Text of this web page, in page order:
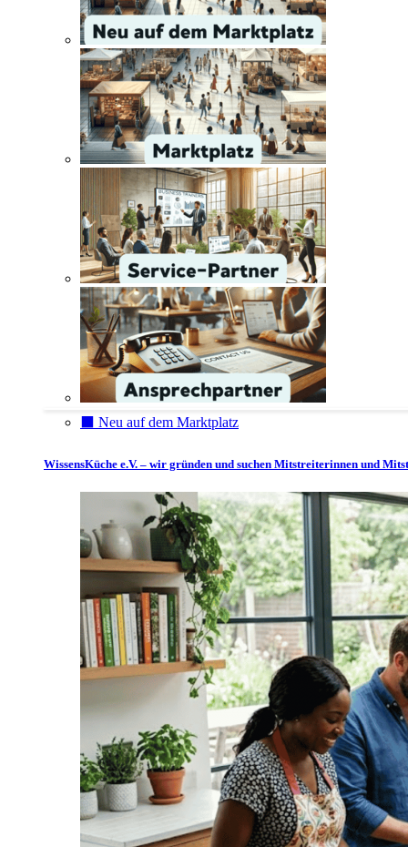
⬛️ Neu auf dem Marktplatz
WissensKüche e.V. – wir gründen und suchen Mitstreiterinnen und